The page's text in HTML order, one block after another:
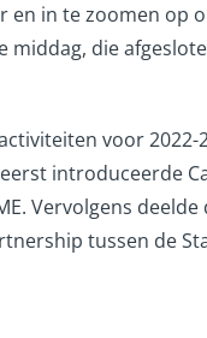
en in te zoomen op
middag, die
voor 2022-
introduceerde
Vervolgens
tussen de